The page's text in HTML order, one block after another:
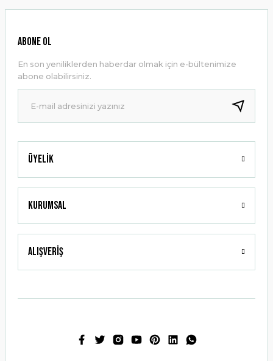
Ürün resmi kalitesiz, bozuk veya görüntülenemiyor.
Ürün bilgilerinde hatalar bulunuyor.
Ürün fiyatı diğer sitelerden daha pahalı.
Bu ürüne benzer farklı alternatifler olmalı.
Gönder
Üyelik
Kurumsal
Alışveriş
ABONE OL
En son yeniliklerden haberdar olmak için e-bültenimize
abone olabilirsiniz.